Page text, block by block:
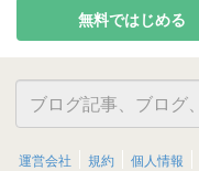
無料ではじめる
運営会社 規約 個人情報